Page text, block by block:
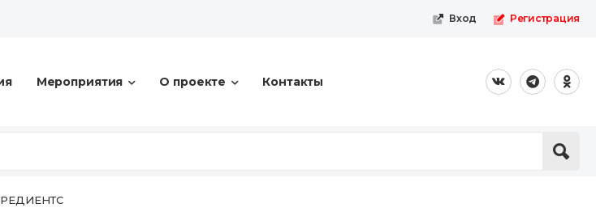
Вход Регистрация
Мероприятия О проекте Контакты